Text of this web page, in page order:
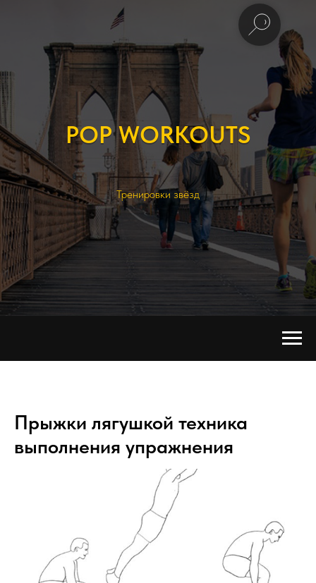
POP WORKOUTS
Тренировки звёзд
Прыжки лягушкой техника
выполнения упражнения